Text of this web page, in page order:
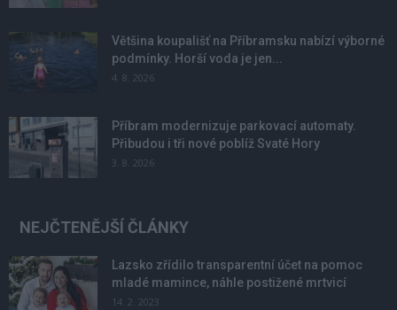
Většina koupališť na Příbramsku nabízí výborné
podmínky. Horší voda je jen...
4. 8. 2026
Příbram modernizuje parkovací automaty.
Přibudou i tři nové poblíž Svaté Hory
3. 8. 2026
NEJČTENĚJŠÍ ČLÁNKY
Lazsko zřídilo transparentní účet na pomoc
mladé mamince, náhle postižené mrtvicí
14. 2. 2023